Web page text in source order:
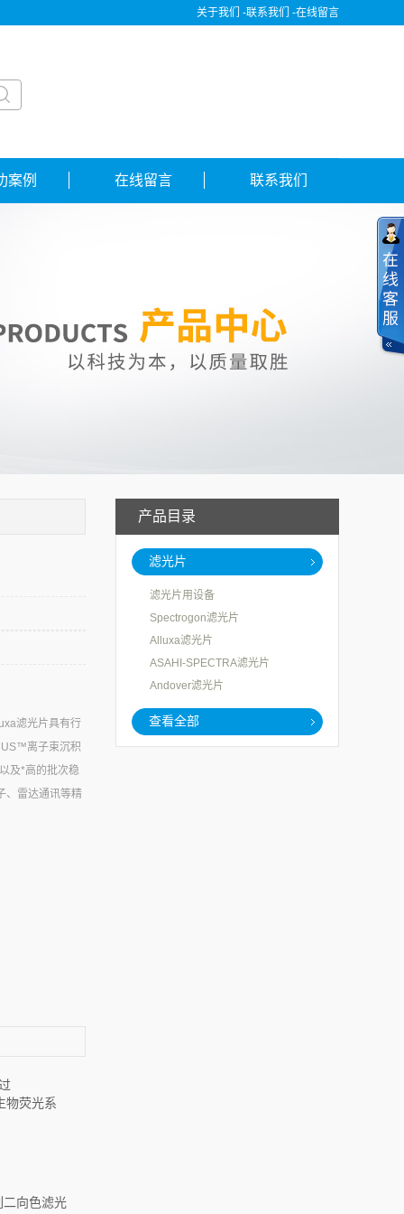
关于我们 -联系我们 -在线留言
案例 在线留言 联系我们
产品目录
滤光片
滤光片用设备
Spectrogon滤光片
Alluxa滤光片
ASAHI-SPECTRA滤光片
Andover滤光片
查看全部
滤光片具有行
离子束沉积
及*高的批次稳
、雷达通讯等精
物荧光系
二向色滤光